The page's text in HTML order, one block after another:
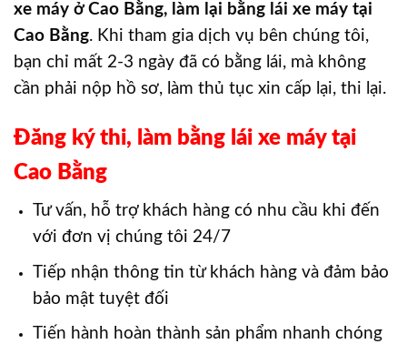
xe máy ở Cao Bằng, làm lại bằng lái xe máy tại
Cao Bằng. Khi tham gia dịch vụ bên chúng tôi,
bạn chỉ mất 2-3 ngày đã có bằng lái, mà không
cần phải nộp hồ sơ, làm thủ tục xin cấp lại, thi lại.
Đăng ký thi, làm bằng lái xe máy tại
Cao Bằng
Tư vấn, hỗ trợ khách hàng có nhu cầu khi đến
với đơn vị chúng tôi 24/7
Tiếp nhận thông tin từ khách hàng và đảm bảo
bảo mật tuyệt đối
Tiến hành hoàn thành sản phẩm nhanh chóng